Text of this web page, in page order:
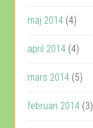
maj 2014 (4)
april 2014 (4)
mars 2014 (5)
februari 2014 (3)